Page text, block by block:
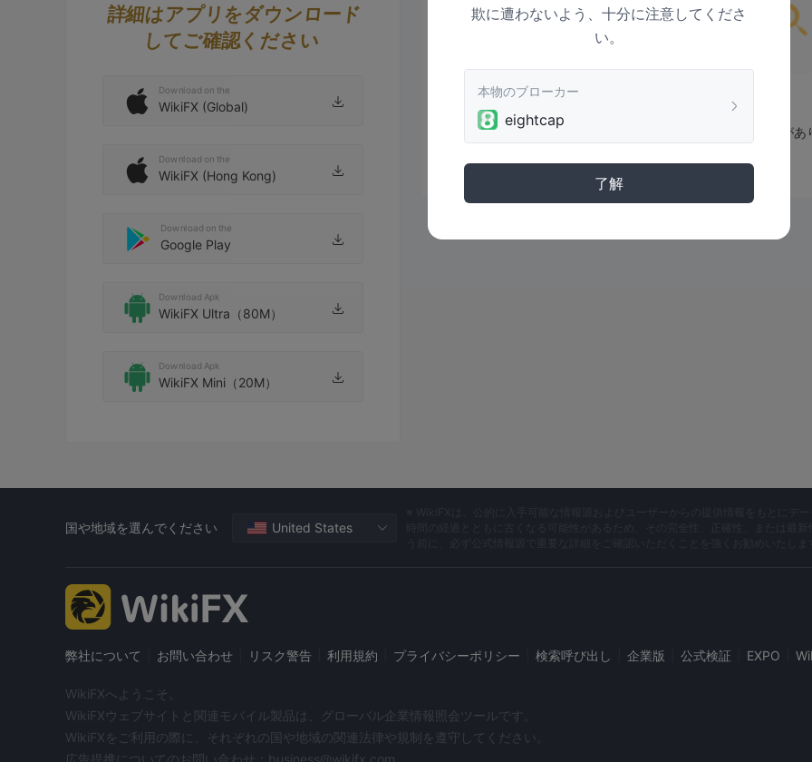
詳細はアプリをダウンロード
してご確認ください
Download on the
WikiFX (Global)
Download on the
WikiFX (Hong Kong)
Download on the
Google Play
Download Apk
WikiFX Ultra（80M）
Download Apk
WikiFX Mini（20M）
まだデータが
欺に遭わないよう、十分に注意してくださ
い。
本物のブローカー
eightcap
了解
国や地域を選んでください United States
弊社について お問い合わせ リスク警告 利用規約 プライバシーポリシー 検索呼び出し 企業版 公式検証 EXPO
WikiFXへようこそ。
WikiFXウェブサイトと関連モバイル製品は、グローバル企業情報照会ツールです。
WikiFXをご利用の際に、それぞれの国や地域の関連法律や規制を遵守してください。
広告提携についてのお問い合わせ：business@wikifx.com